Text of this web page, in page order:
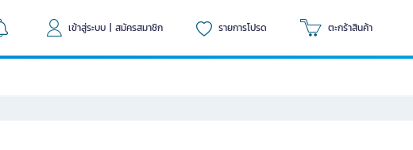
เข้าสู่ระบบ | สมัครสมาชิก รายการโปรด ตะกร้าสินค้า